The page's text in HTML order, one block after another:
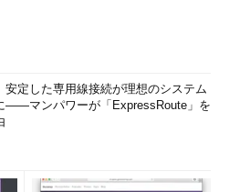
安定した専用線接続が理想のシステム
――マンパワーが「ExpressRoute」を